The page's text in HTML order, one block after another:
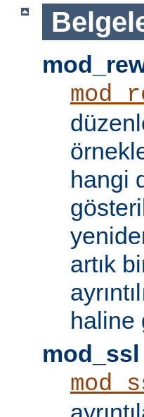
hangi
artık
haline
mod_ssl